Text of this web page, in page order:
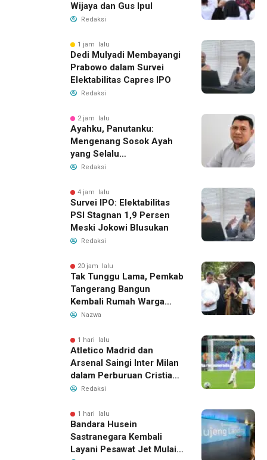
Wijaya dan Gus Ipul
Redaksi
1 jam lalu
Dedi Mulyadi Membayangi
Prabowo dalam Survei
Elektabilitas Capres IPO
Redaksi
2 jam lalu
Ayahku, Panutanku:
Mengenang Sosok Ayah
yang Selalu
Membersamaiku
Redaksi
4 jam lalu
Survei IPO: Elektabilitas
PSI Stagnan 1,9 Persen
Meski Jokowi Blusukan
Redaksi
20 jam lalu
Tak Tunggu Lama, Pemkab
Tangerang Bangun
Kembali Rumah Warga
yang Roboh Akibat Puting
Nazwa
1 hari lalu
Atletico Madrid dan
Arsenal Saingi Inter Milan
dalam Perburuan Cristian
Romero, Transfer Bek
Redaksi
1 hari lalu
Bandara Husein
Sastranegara Kembali
Layani Pesawat Jet Mulai